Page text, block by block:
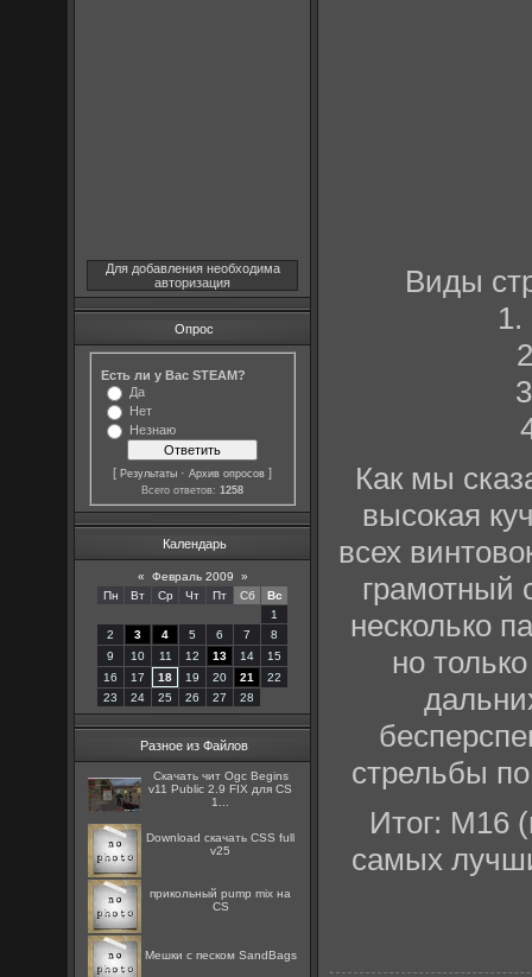
Для добавления необходима
авторизация
Опрос
Есть ли у Вас STEAM?
Да
Нет
Незнаю
[Результаты ·Архив опросов ]
Всего ответов:1258
Календарь
« Февраль 2009
»
Пн
Вт Ср Чт Пт Сб
Вс
1
2
3 4 5 6 7
8
9
10 11 12 13 14
15
16
17 18 19 20 21
22
23
24 25 26 27 28
Разное из Файлов
Скачать чит Ogc Begins
v11 Public 2.9 FIX для CS
1...
Download скачать CSS full
v25
прикольный pump mix на
CS
Мешки с песком SandBags
Виды
Как мы
высокая
всех
грамотный
несколько
но
стрельбы
Итог: M16
самых